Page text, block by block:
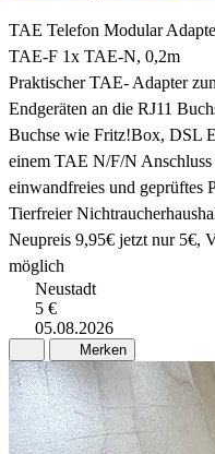
TAE Telefon Modular
TAE-F 1x TAE-N, 0,2m
Praktischer TAE- Adapter
Endgeräten an die RJ11
Buchse wie Fritz!Box, DSL
einem TAE N/F/N
einwandfreies und geprüftes
Tierfreier
Neupreis 9,95€ jetzt nur 5€,
möglich
Neustadt
5 €
05.08.2026
Merken